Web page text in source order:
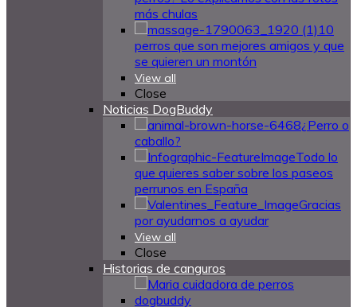
más chulas
10
perros que son mejores amigos y que
se quieren un montón
View all
Close
Noticias DogBuddy
¿Perro o
caballo?
Todo lo
que quieres saber sobre los paseos
perrunos en España
Gracias
por ayudarnos a ayudar
View all
Close
Historias de canguros